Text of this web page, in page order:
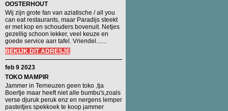
OOSTERHOUT
Wij zijn grote fan van aziatische / all you
can eat restaurants, maar Paradijs steekt
er met kop en schouders bovenuit. Netjes
gezellig schoon lekker, veel keuze en
goede service aan tafel. Vriendel.......
BEKIJK DIT ADRESJE
feb 9 2023
TOKO MAMPIR
Jammer in Terneuzen geen toko ,tja
Boertje maar heeft niet alle bumbu's,zoals
verse djuruk peruk enz en nergens lemper
pasteitjes spekkoek te koop jammer